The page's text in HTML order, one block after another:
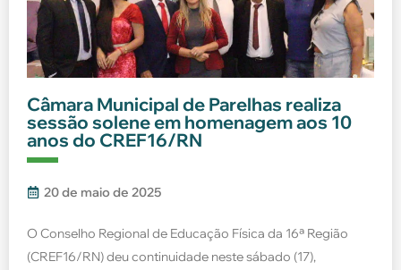
Câmara Municipal de Parelhas realiza
sessão solene em homenagem aos 10
anos do CREF16/RN
20 de maio de 2025
O Conselho Regional de Educação Física da 16ª Região
(CREF16/RN) deu continuidade neste sábado (17),